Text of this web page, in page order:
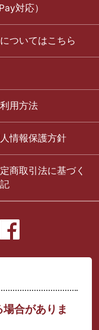
対応）
ついてはこちら
用方法
情報保護方針
商取引法に基づく
合がありま